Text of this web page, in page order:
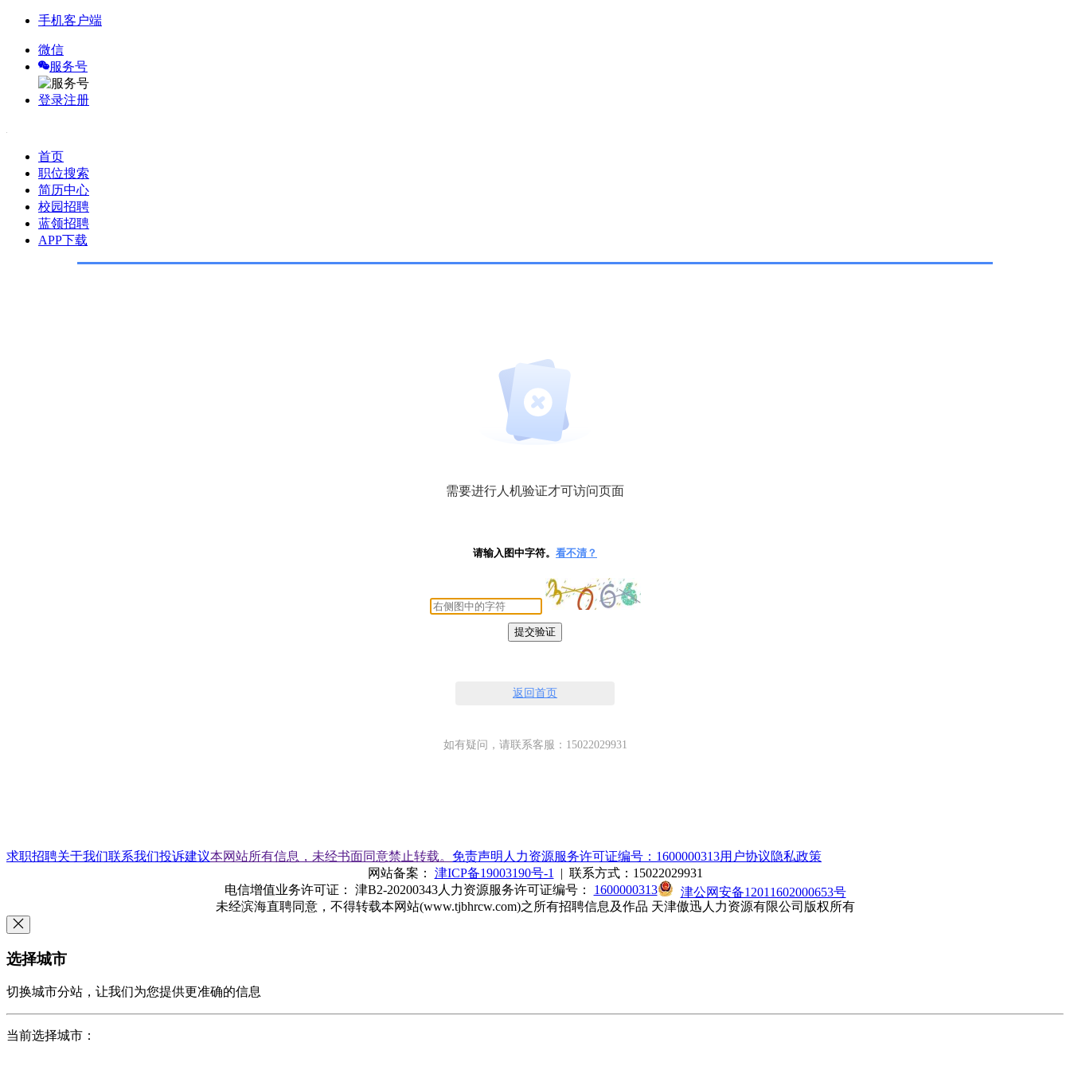
手机客户端
微信
服务号
登录注册
首页
职位搜索
简历中心
校园招聘
蓝领招聘
APP下载
需要进行人机验证才可访问页面
请输入图中字符。 看不清？
提交验证
返回首页
如有疑问，请联系客服：15022029931
求职招聘关于我们联系我们投诉建议本网站所有信息，未经书面同意禁止转载。 免责声明 人力资源服务许可证编号：1600000313用户协议隐私政策
网站备案： 津ICP备19003190号-1
| 联系方式：15022029931
电信增值业务许可证： 津B2-20200343人力资源服务许可证编号： 1600000313
津公网安备12011602000653号
未经滨海直聘同意，不得转载本网站(www.tjbhrcw.com)之所有招聘信息及作品 天津傲迅人力资源有限公司版权所有
选择城市
切换城市分站，让我们为您提供更准确的信息
当前选择城市：